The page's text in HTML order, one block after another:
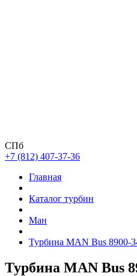
СПб
+7 (812) 407-37-36
Главная
Каталог турбин
Ман
Турбина MAN Bus 8900-
Турбина MAN Bus